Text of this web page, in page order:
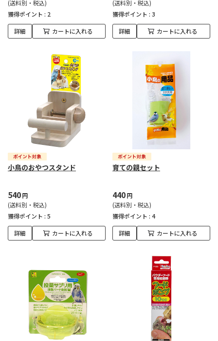
(送料別・税込)
獲得ポイント : 2
詳細 カートに入れる
(送料別・税込)
獲得ポイント : 3
詳細 カートに入れる
小鳥のおやつスタンド
540円
(送料別・税込)
獲得ポイント : 5
詳細 カートに入れる
育ての親セット
440円
(送料別・税込)
獲得ポイント : 4
詳細 カートに入れる